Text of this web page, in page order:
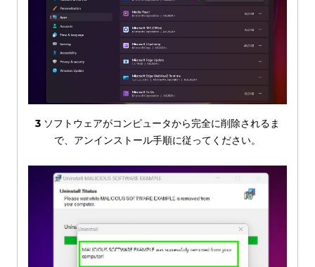
3ソフトウェアがコンピュータから完全に削除されるま
で、アンインストール手順に従ってください。